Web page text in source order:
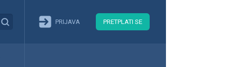
PRIJAVA PRETPLATI SE